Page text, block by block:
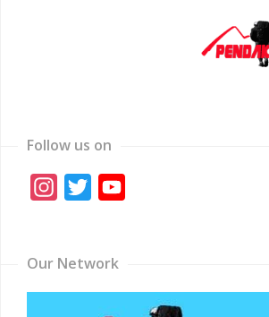
Follow us on
Instagram
Twitter
Our Network